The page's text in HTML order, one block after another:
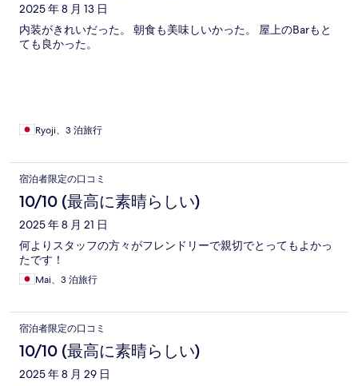
2025 年 8 月 13 日
内装がきれいだった。 朝食も美味しいかった。 屋上のBarもと
ても良かった。
Ryoji、3 泊旅行
宿泊者限定の口コミ
10/10 (最高に素晴らしい)
2025 年 8 月 21 日
何よりスタッフの方々がフレンドリーで親切でとってもよかっ
たです！
Mai、3 泊旅行
宿泊者限定の口コミ
10/10 (最高に素晴らしい)
2025 年 8 月 29 日